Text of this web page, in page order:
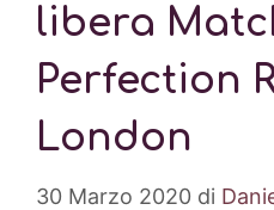
libera
Perfection
London
30 Marzo 2020 di